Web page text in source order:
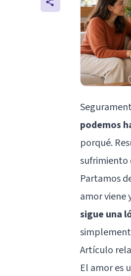
podemos
porqué.
sufrimiento
Partamos
amor viene
sigue una
Artículo
El amor es